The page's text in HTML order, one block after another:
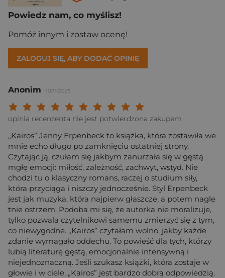
Powiedz nam, co myślisz!
Pomóż innym i zostaw ocenę!
ZALOGUJ SIĘ, ABY DODAĆ OPINIĘ
Anonim 10/11/2025
Twoja ocena:
Twoja ocena: Wybitna 9/
Twoja ocena: Rewelacyjna 8/
Twoja ocena: Bardzo dobra 7/10"
Twoja ocena: Dobra 6/10"
Twoja ocena: Przeciętna 5/10"
Twoja ocena: Może być 4/10"
Twoja ocena: Słaba 3/10"
Twoja ocena: Bardzo słaba 2/10"
Twoja ocena: Beznadziejna 1/10"
opinia recenzenta nie jest potwierdzona zakupem
„Kairos” Jenny Erpenbeck to książka, która zostawiła we
mnie echo długo po zamknięciu ostatniej strony.
Czytając ją, czułam się jakbym zanurzała się w gęstą
mgłę emocji: miłość, zależność, zachwyt, wstyd. Nie
chodzi tu o klasyczny romans, raczej o studium siły,
która przyciąga i niszczy jednocześnie. Styl Erpenbeck
jest jak muzyka, która najpierw głaszcze, a potem nagle
tnie ostrzem. Podoba mi się, że autorka nie moralizuje,
tylko pozwala czytelnikowi samemu zmierzyć się z tym,
co niewygodne. „Kairos” czytałam wolno, jakby każde
zdanie wymagało oddechu. To powieść dla tych, którzy
lubią literaturę gęstą, emocjonalnie intensywną i
niejednoznaczną. Jeśli szukasz książki, która zostaje w
głowie i w ciele, „Kairos” jest bardzo dobrą odpowiedzią.